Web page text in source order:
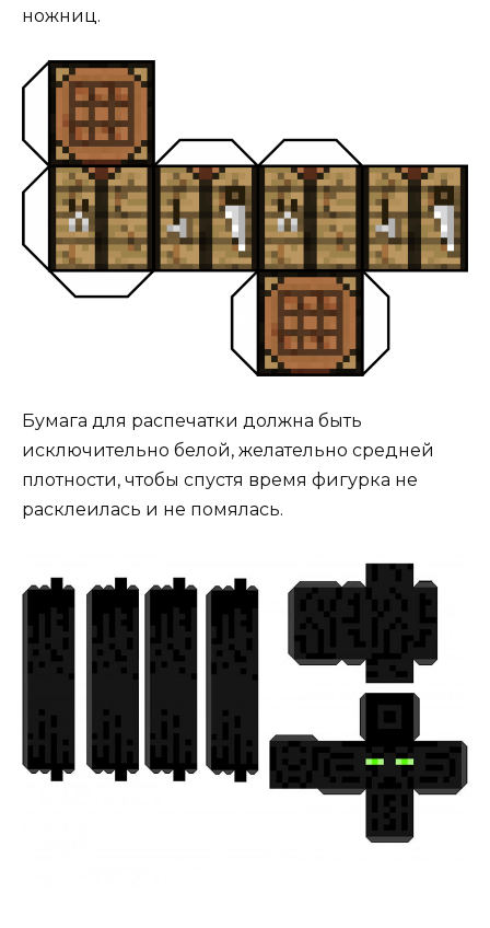
ножниц.
Бумага для распечатки должна быть
исключительно белой, желательно средней
плотности, чтобы спустя время фигурка не
расклеилась и не помялась.